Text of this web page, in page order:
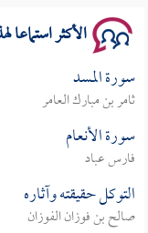
الأكثر استماعا
سورة المسد
ثامر بن مبارك العامر
سورة الأنعام
فارس عباد
التوكل حقيقته وآثاره
صالح بن فوزان الفوزان